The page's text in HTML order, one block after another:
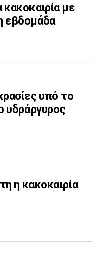
με
εβδομάδα
υπό το
υδράργυρος
η κακοκαιρία